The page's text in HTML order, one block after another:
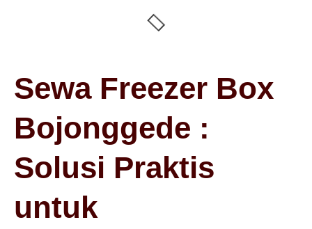
Sewa Freezer Box
Bojonggede :
Solusi Praktis
untuk